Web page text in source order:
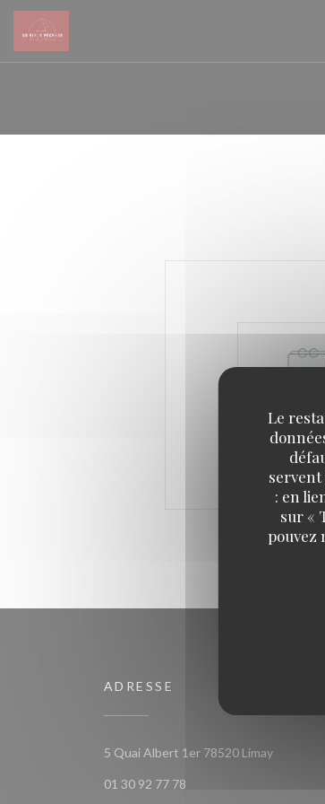
Personnalisation de vos choix en matière de cookies
Le
: en
sur «
pouvez
ADRESSE
5 Quai Albert 1er 78520 Limay((ouvre
01 30 92 77 78